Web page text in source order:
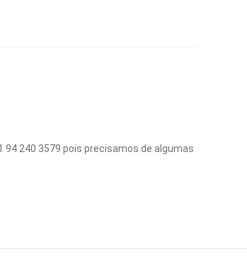
240 3579 pois precisamos de algumas